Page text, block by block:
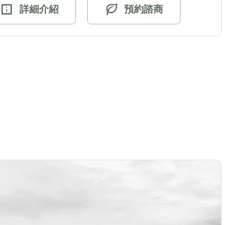
詳細介紹 預約諮商